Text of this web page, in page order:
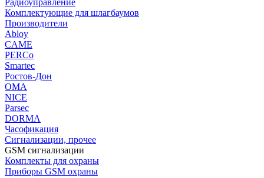
Радиоуправление
Комплектующие для шлагбаумов
Производители
Abloy
CAME
PERCo
Smartec
Ростов-Дон
ОМА
NICE
Parsec
DORMA
Часофикация
Сигнализации, прочее
GSM сигнализации
Комплекты для охраны
Приборы GSM охраны